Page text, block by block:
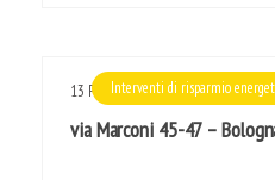
Interventi di risparmio
13 Feb 2017
via Marconi 45-47 –